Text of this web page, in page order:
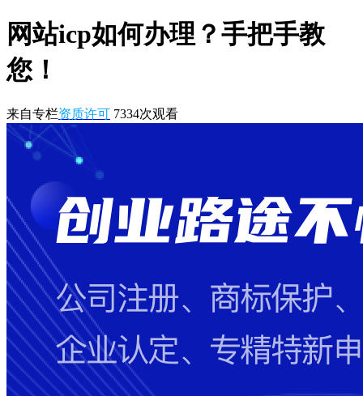
网站icp如何办理？手把手教
您！
来自专栏资质许可 7334次观看